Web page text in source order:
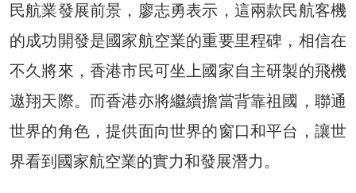
民航業發展前景，廖志勇表示，這兩款民航客機
的成功開發是國家航空業的重要里程碑，相信在
不久將來，香港市民可坐上國家自主研製的飛機
遨翔天際。而香港亦將繼續擔當背靠祖國，聯通
世界的角色，提供面向世界的窗口和平台，讓世
界看到國家航空業的實力和發展潛力。